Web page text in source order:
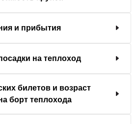
и прибытия
на теплоход
билетов и возраст
борт теплохода